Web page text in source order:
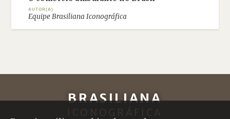
AUTOR(A)
Equipe Brasiliana Iconográfica
BRASILIANA
ICONOGRÁFICA